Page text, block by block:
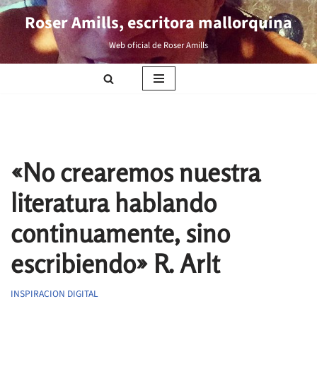
Saltar
Roser Amills, escritora mallorquina
Web oficial de Roser Amills
«No crearemos nuestra
literatura hablando
continuamente, sino
escribiendo» R. Arlt
INSPIRACION DIGITAL